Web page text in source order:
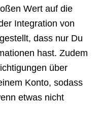
Wert auf die
Integration von
dass nur Du
hast. Zudem
über
Konto, sodass
etwas nicht